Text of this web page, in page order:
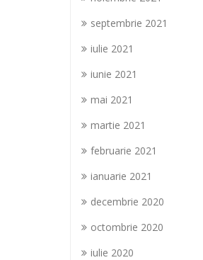
septembrie 2021
iulie 2021
iunie 2021
mai 2021
martie 2021
februarie 2021
ianuarie 2021
decembrie 2020
octombrie 2020
iulie 2020